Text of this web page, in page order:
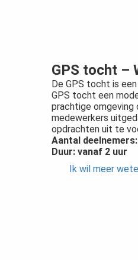
GPS tocht –
De GPS tocht is
GPS tocht een
prachtige omgeving
medewerkers
opdrachten uit te
Aantal
Duur: vanaf 2 uur
Ik wil meer